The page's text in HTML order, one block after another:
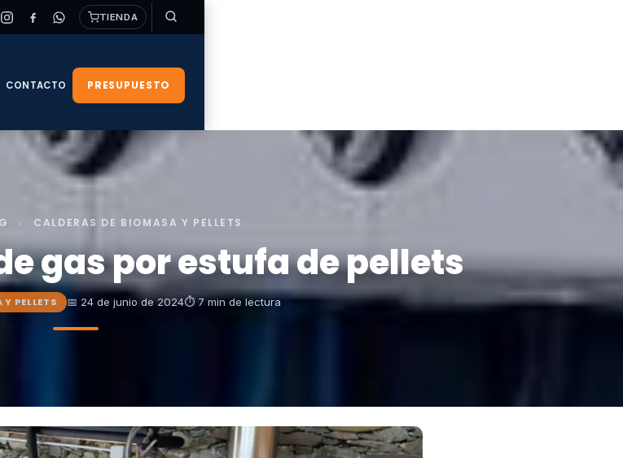
TIENDA
CONTACTO PRESUPUESTO
› CALDERAS DE BIOMASA Y PELLETS
gas por estufa de pellets
PELLETS 📅 24 de junio de 2024⏱ 7 min de lectura